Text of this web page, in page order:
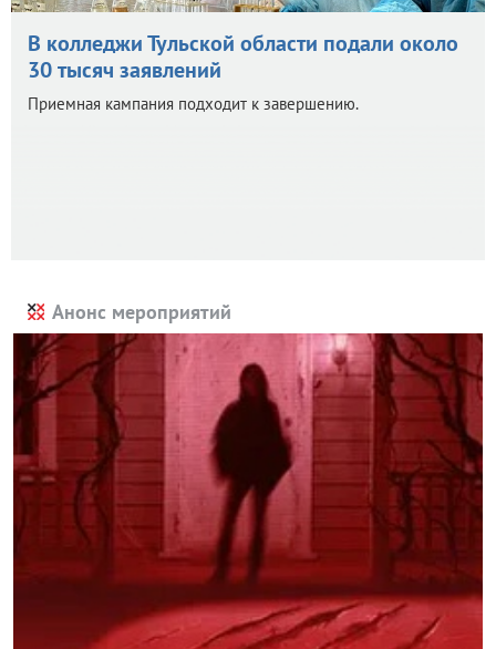
В колледжи Тульской области подали около
30 тысяч заявлений
Приемная кампания подходит к завершению.
Анонс мероприятий